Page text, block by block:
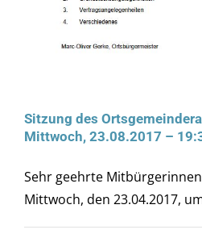
Sitzung des
Mittwoch, 23.08.2017 –
Sehr geehrte
Mittwoch, den 23.04.2017,